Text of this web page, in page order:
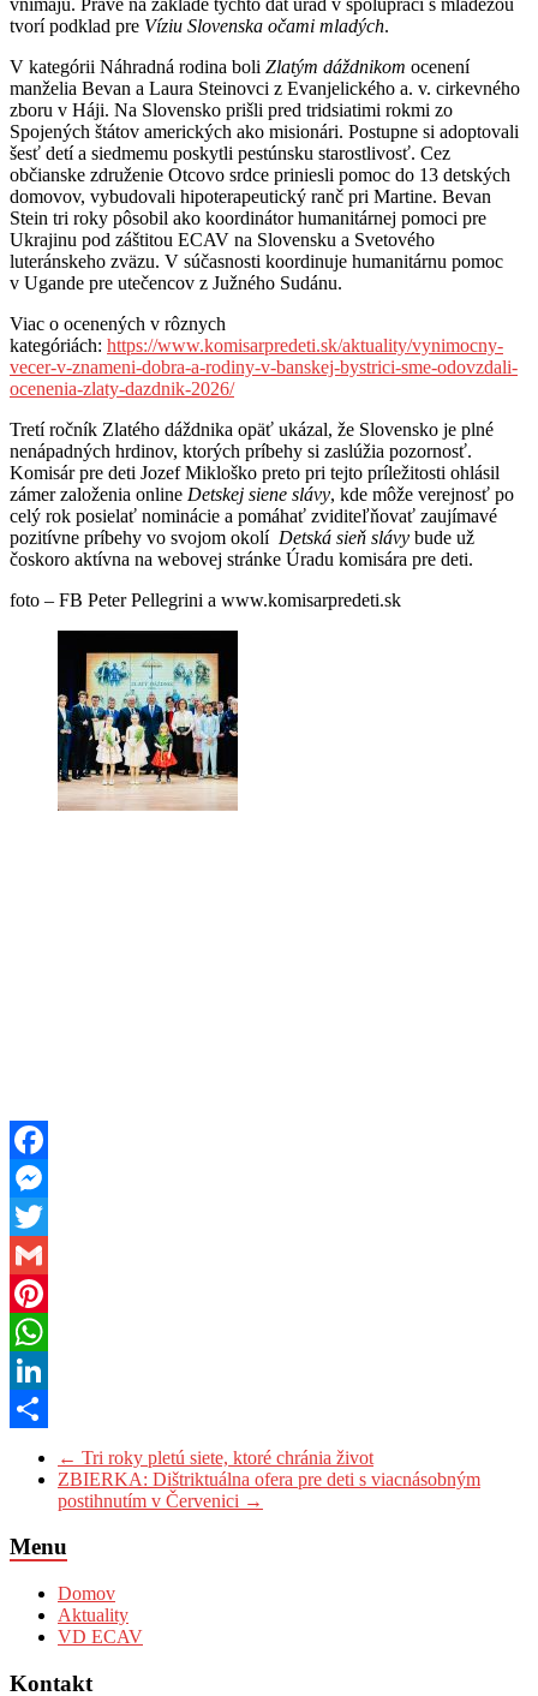
tvorí podklad pre Víziu Slovenska očami mladých.
V kategórii Náhradná rodina boli Zlatým dáždnikom ocenení
manželia Bevan a Laura Steinovci z Evanjelického a. v. cirkevného
zboru v Háji. Na Slovensko prišli pred tridsiatimi rokmi zo
Spojených štátov amerických ako misionári. Postupne si adoptovali
šesť detí a siedmemu poskytli pestúnsku starostlivosť. Cez
občianske združenie Otcovo srdce priniesli pomoc do 13 detských
domovov, vybudovali hipoterapeutický ranč pri Martine. Bevan
Stein tri roky pôsobil ako koordinátor humanitárnej pomoci pre
Ukrajinu pod záštitou ECAV na Slovensku a Svetového
luteránskeho zväzu. V súčasnosti koordinuje humanitárnu pomoc
v Ugande pre utečencov z Južného Sudánu.
Viac o ocenených v rôznych
kategóriách: https://www.komisarpredeti.sk/aktuality/vynimocny-
vecer-v-znameni-dobra-a-rodiny-v-banskej-bystrici-sme-odovzdali-
ocenenia-zlaty-dazdnik-2026/
Tretí ročník Zlatého dáždnika opäť ukázal, že Slovensko je plné
nenápadných hrdinov, ktorých príbehy si zaslúžia pozornosť.
Komisár pre deti Jozef Mikloško preto pri tejto príležitosti ohlásil
zámer založenia online Detskej siene slávy, kde môže verejnosť po
celý rok posielať nominácie a pomáhať zviditeľňovať zaujímavé
pozitívne príbehy vo svojom okolí Detská sieň slávy bude už
čoskoro aktívna na webovej stránke Úradu komisára pre deti.
foto – FB Peter Pellegrini a www.komisarpredeti.sk
Facebook
Messenger
Twitter
Gmail
Pinterest
WhatsApp
LinkedIn
← Tri roky pletú siete, ktoré chránia život
ZBIERKA: Dištriktuálna ofera pre deti s viacnásobným
postihnutím v Červenici →
Menu
Domov
Aktuality
VD ECAV
Kontakt